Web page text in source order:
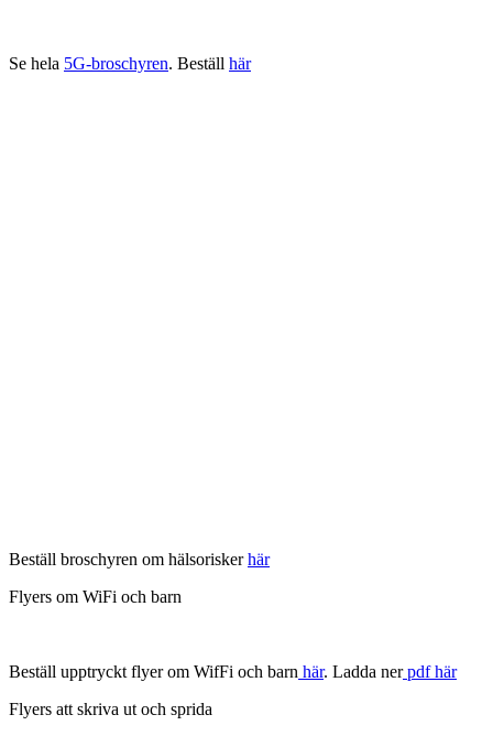
Se hela 5G-broschyren. Beställ här
Beställ broschyren om hälsoriskerhär
Flyers om WiFi och barn
Beställ upptryckt flyer om WifFi och barn här. Ladda nerpdf här
Flyers att skriva ut och sprida